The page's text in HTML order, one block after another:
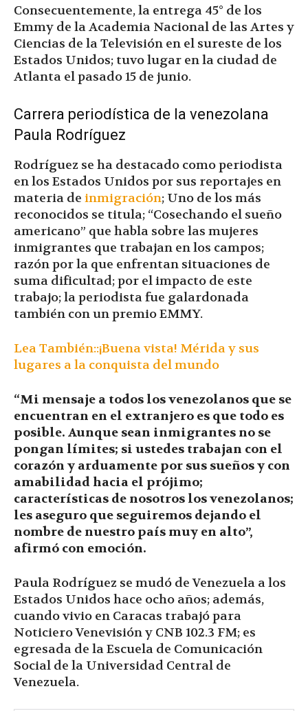
Consecuentemente, la entrega 45° de los
Emmy de la Academia Nacional de las Artes y
Ciencias de la Televisión en el sureste de los
Estados Unidos; tuvo lugar en la ciudad de
Atlanta el pasado 15 de junio.
Carrera periodística de la venezolana
Paula Rodríguez
Rodríguez se ha destacado como periodista
en los Estados Unidos por sus reportajes en
materia de inmigración; Uno de los más
reconocidos se titula; “Cosechando el sueño
americano” que habla sobre las mujeres
inmigrantes que trabajan en los campos;
razón por la que enfrentan situaciones de
suma dificultad; por el impacto de este
trabajo; la periodista fue galardonada
también con un premio EMMY.
Lea También::¡Buena vista! Mérida y sus
lugares a la conquista del mundo
“Mi mensaje a todos los venezolanos que se
encuentran en el extranjero es que todo es
posible. Aunque sean inmigrantes no se
pongan límites; si ustedes trabajan con el
corazón y arduamente por sus sueños y con
amabilidad hacia el prójimo;
características de nosotros los venezolanos;
les aseguro que seguiremos dejando el
nombre de nuestro país muy en alto”,
afirmó con emoción.
Paula Rodríguez se mudó de Venezuela a los
Estados Unidos hace ocho años; además,
cuando vivio en Caracas trabajó para
Noticiero Venevisión y CNB 102.3 FM; es
egresada de la Escuela de Comunicación
Social de la Universidad Central de
Venezuela.